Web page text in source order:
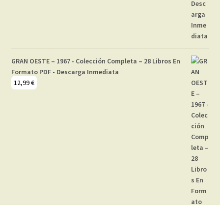
GRAN OESTE – 1967 - Colección Completa – 28 Libros En
Formato PDF - Descarga Inmediata
12,99€